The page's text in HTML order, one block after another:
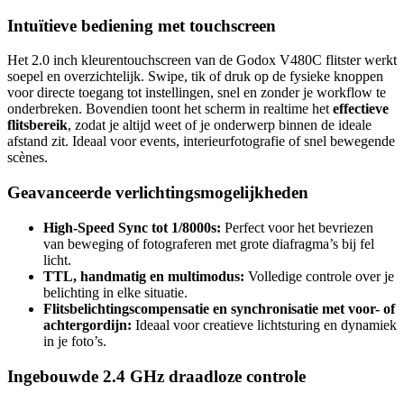
Intuïtieve bediening met touchscreen
Het 2.0 inch kleurentouchscreen van de Godox V480C flitster werkt
soepel en overzichtelijk. Swipe, tik of druk op de fysieke knoppen
voor directe toegang tot instellingen, snel en zonder je workflow te
onderbreken. Bovendien toont het scherm in realtime heteffectieve
flitsbereik, zodat je altijd weet of je onderwerp binnen de ideale
afstand zit. Ideaal voor events, interieurfotografie of snel bewegende
scènes.
Geavanceerde verlichtingsmogelijkheden
High-Speed Sync tot 1/8000s: Perfect voor het bevriezen
van beweging of fotograferen met grote diafragma’s bij fel
licht.
TTL, handmatig en multimodus: Volledige controle over je
belichting in elke situatie.
Flitsbelichtingscompensatie en synchronisatie met voor- of
achtergordijn: Ideaal voor creatieve lichtsturing en dynamiek
in je foto’s.
Ingebouwde 2.4 GHz draadloze controle